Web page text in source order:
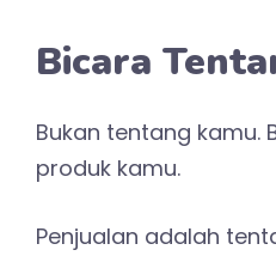
Bicara
Bukan tentang kamu.
produk kamu.
Penjualan adalah